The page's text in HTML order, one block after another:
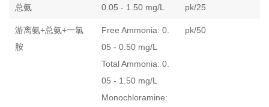
总氨 0.05 - 1.50 mg/L pk/25
游离氨+总氨+一氯
胺
Free Ammonia: 0.
05 - 0.50 mg/L
Total Ammonia: 0.
05 - 1.50 mg/L
Monochloramine:
pk/50